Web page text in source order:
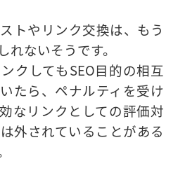
トやリンク交換は、もう
れないそうです。
クしてもSEO目的の相互
たら、ペナルティを受け
なリンクとしての評価対
外されていることがある